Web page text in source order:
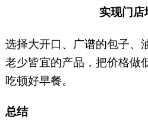
实现门店
选择大开口、广谱的包子、
老少皆宜的产品，把价格做
吃顿好早餐。
总结